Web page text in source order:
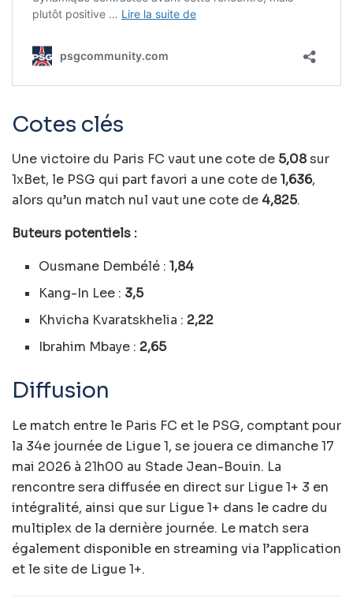
Cotes clés
Une victoire du Paris FC vaut une cote de 5,08sur
1xBet, le PSG qui part favori a une cote de1,636,
alors qu’un match nul vaut une cote de 4,825.
Buteurs potentiels :
Ousmane Dembélé :1,84
Kang-In Lee : 3,5
Khvicha Kvaratskhelia : 2,22
Ibrahim Mbaye : 2,65
Diffusion
Le match entre le Paris FC et le PSG, comptant pour
la 34e journée de Ligue 1, se jouera ce dimanche 17
mai 2026 à 21h00 au Stade Jean-Bouin. La
rencontre sera diffusée en direct sur Ligue 1+ 3 en
intégralité, ainsi que sur Ligue 1+ dans le cadre du
multiplex de la dernière journée. Le match sera
également disponible en streaming via l’application
et le site de Ligue 1+.